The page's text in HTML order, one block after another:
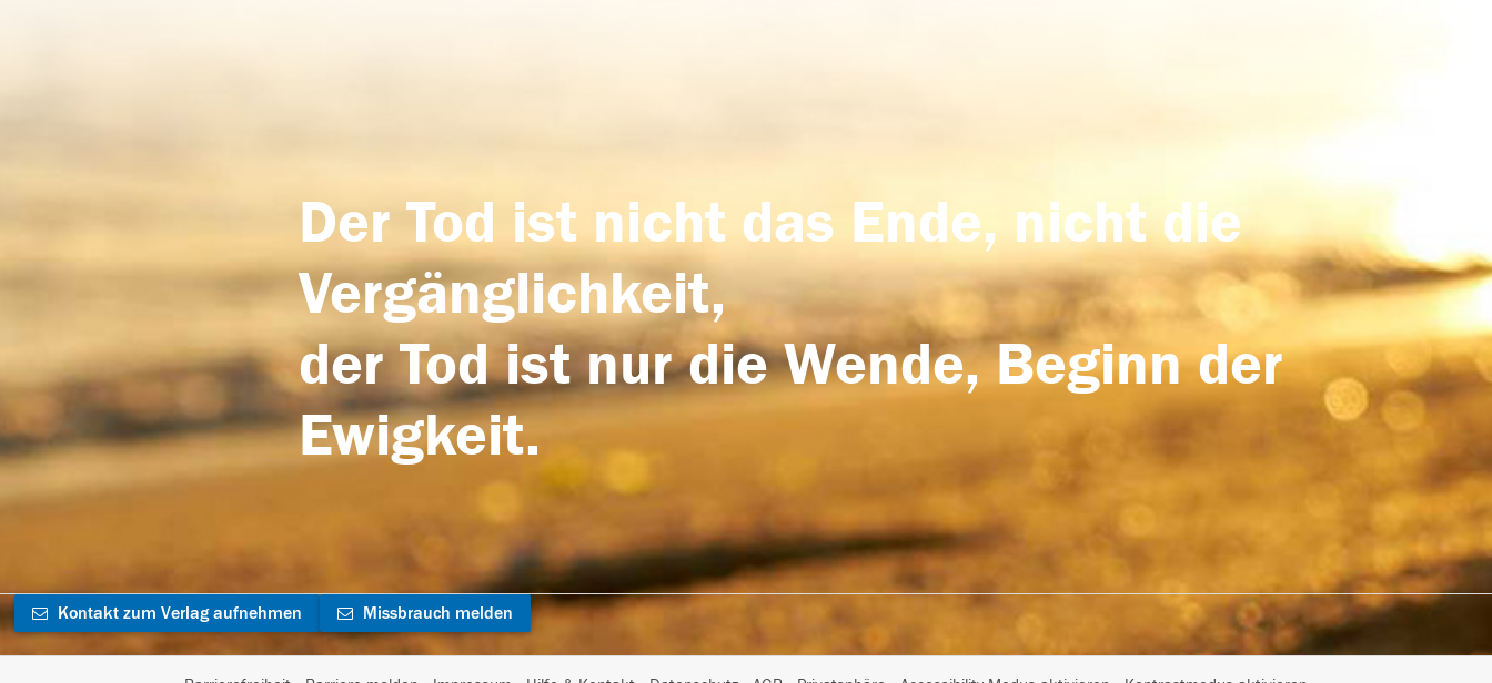
Der Tod ist nicht das Ende, nicht die
Vergänglichkeit,
der Tod ist nur die Wende, Beginn der
Ewigkeit.
Kontakt zum Verlag aufnehmen Missbrauch melden